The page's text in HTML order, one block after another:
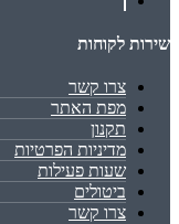
שירות לקוחות
צרו קשר
מפת האתר
תקנון
מדיניות הפרטיות
שעות פעילות
ביטולים
צרו קשר